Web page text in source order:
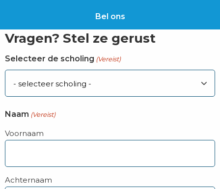
Bel ons
Vragen? Stel ze gerust
Selecteer de scholing (Vereist)
Naam (Vereist)
Voornaam
Achternaam